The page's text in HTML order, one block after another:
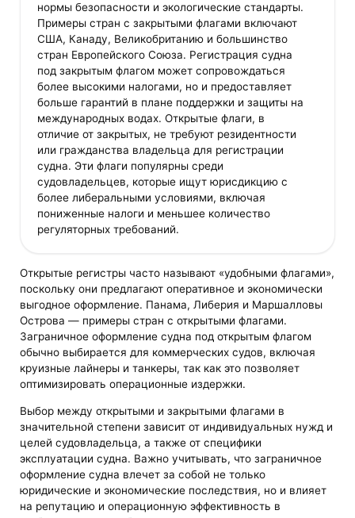
нормы безопасности и экологические стандарты.
Примеры стран с закрытыми флагами включают
США, Канаду, Великобританию и большинство
стран Европейского Союза. Регистрация судна
под закрытым флагом может сопровождаться
более высокими налогами, но и предоставляет
больше гарантий в плане поддержки и защиты на
международных водах. Открытые флаги, в
отличие от закрытых, не требуют резидентности
или гражданства владельца для регистрации
судна. Эти флаги популярны среди
судовладельцев, которые ищут юрисдикцию с
более либеральными условиями, включая
пониженные налоги и меньшее количество
регуляторных требований.
Открытые регистры часто называют «удобными флагами»,
поскольку они предлагают оперативное и экономически
выгодное оформление. Панама, Либерия и Маршалловы
Острова — примеры стран с открытыми флагами.
Заграничное оформление судна под открытым флагом
обычно выбирается для коммерческих судов, включая
круизные лайнеры и танкеры, так как это позволяет
оптимизировать операционные издержки.
Выбор между открытыми и закрытыми флагами в
значительной степени зависит от индивидуальных нужд и
целей судовладельца, а также от специфики
эксплуатации судна. Важно учитывать, что заграничное
оформление судна влечет за собой не только
юридические и экономические последствия, но и влияет
на репутацию и операционную эффективность в